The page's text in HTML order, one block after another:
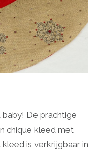
De prachtige
chique kleed met
is verkrijgbaar in